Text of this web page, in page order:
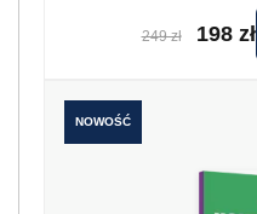
249 zł 198 zł
NOWOŚĆ